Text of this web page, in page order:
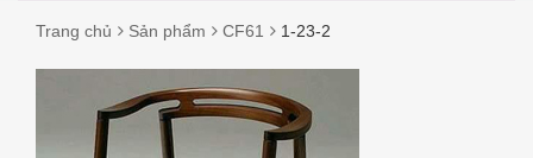
Trang chủ Sản phẩm CF61 1-23-2